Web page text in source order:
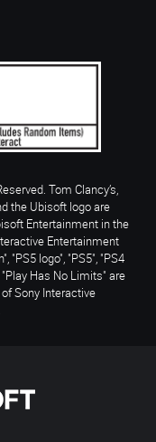
Tom Clancy’s,
the Ubisoft logo are
Entertainment in the
Entertainment
"PS5 logo", "PS5", "PS4
"Play Has No Limits" are
Sony Interactive